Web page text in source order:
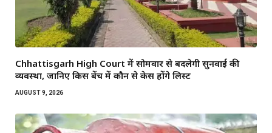
Chhattisgarh High Court में सोमवार से बदलेगी सुनवाई की
व्यवस्था, जानिए किस बेंच में कौन से केस होंगे लिस्ट
AUGUST 9, 2026